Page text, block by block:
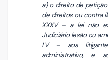
a) o direito de
de direitos ou contra
XXXV – a lei não
Judiciário lesão ou
LV – aos
administrativo, e